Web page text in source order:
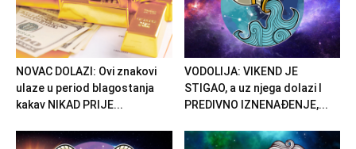
NOVAC DOLAZI: Ovi znakovi
ulaze u period blagostanja
kakav NIKAD PRIJE...
VODOLIJA: VIKEND JE
STIGAO, a uz njega dolazi I
PREDIVNO IZNENAĐENJE,...